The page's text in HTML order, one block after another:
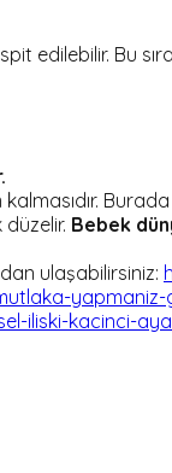
Bu
Bebek
ulaşabilirsiniz:
iliski-kacinci-